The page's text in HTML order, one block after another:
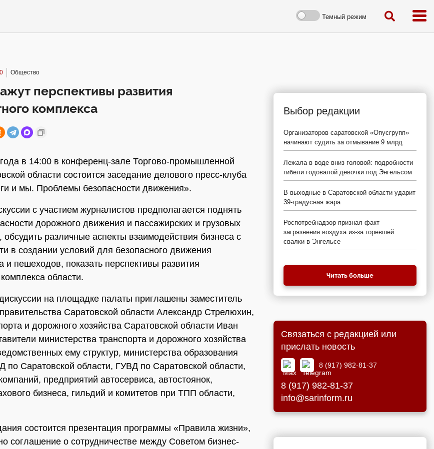
Темный режим
Общество
перспективы развития
комплекса
в 14:00 в конференц-зале Торгово-промышленной
области состоится заседание делового пресс-клуба
и мы. Проблемы безопасности движения».
с участием журналистов предполагается поднять
дорожного движения и пассажирских и грузовых
обсудить различные аспекты взаимодействия бизнеса с
в создании условий для безопасного движения
и пешеходов, показать перспективы развития
области.
на площадке палаты приглашены заместитель
Саратовской области Александр Стрелюхин,
и дорожного хозяйства Саратовской области Иван
министерства транспорта и дорожного хозяйства
ему структур, министерства образования
по Саратовской области, ГУВД по Саратовской области,
предприятий автосервиса, автостоянок,
бизнеса, гильдий и комитетов при ТПП области,
состоится презентация программы «Правила жизни»,
соглашение о сотрудничестве между Советом бизнес-
Выбор редакции
Организаторов саратовской «Опусгрупп»
начинают судить за отмывание 9 млрд
Лежала в воде вниз головой: подробности
гибели годовалой девочки под Энгельсом
В выходные в Саратовской области ударит
39-градусная жара
Роспотребнадзор признал факт
загрязнения воздуха из-за горевшей
свалки в Энгельсе
Читать больше
Связаться с редакцией или
прислать новость
8 (917) 982-81-37
8 (917) 982-81-37
info@sarinform.ru